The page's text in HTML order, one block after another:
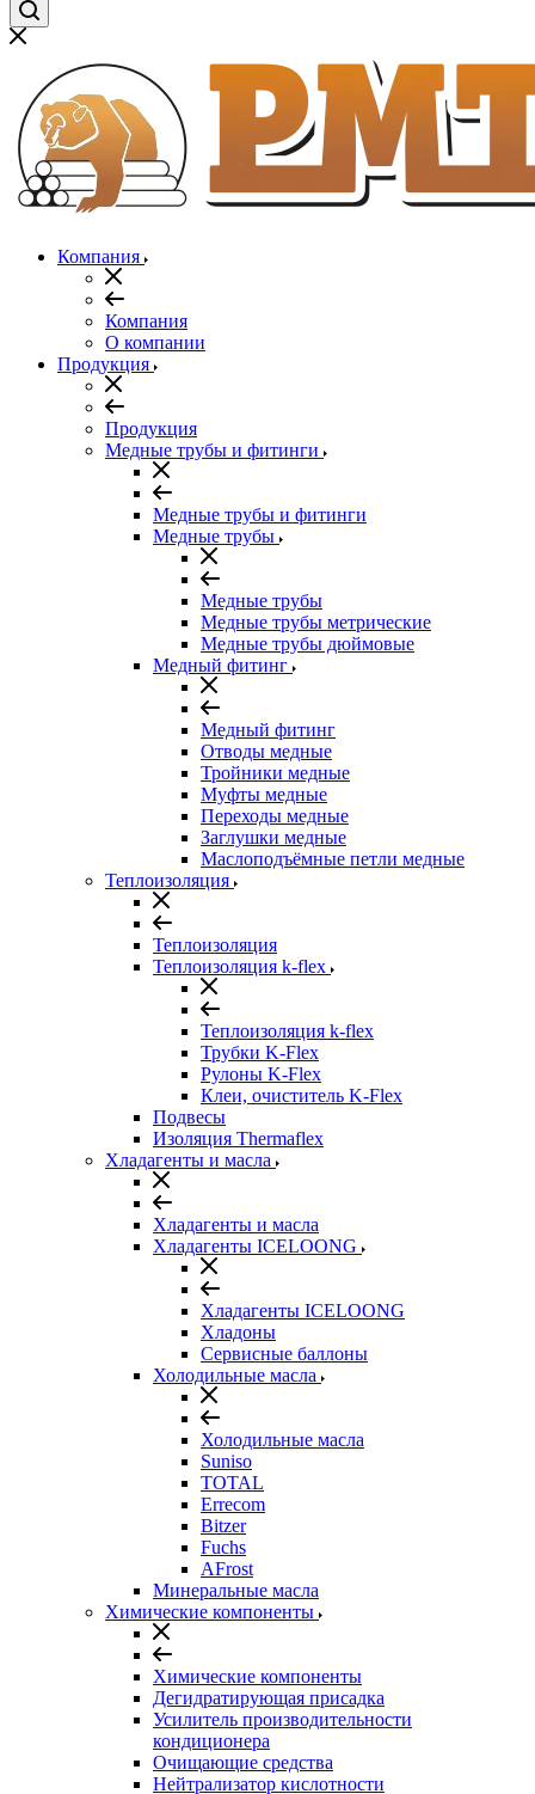
Компания
Компания
О компании
Продукция
Продукция
Медные трубы и фитинги
Медные трубы и фитинги
Медные трубы
Медные трубы
Медные трубы метрические
Медные трубы дюймовые
Медный фитинг
Медный фитинг
Отводы медные
Тройники медные
Муфты медные
Переходы медные
Заглушки медные
Маслоподъёмные петли медные
Теплоизоляция
Теплоизоляция
Теплоизоляция k-flex
Теплоизоляция k-flex
Трубки K-Flex
Рулоны K-Flex
Клеи, очиститель K-Flex
Подвесы
Изоляция Thermaflex
Хладагенты и масла
Хладагенты и масла
Хладагенты ICELOONG
Хладагенты ICELOONG
Хладоны
Сервисные баллоны
Холодильные масла
Холодильные масла
Suniso
TOTAL
Errecom
Bitzer
Fuchs
AFrost
Минеральные масла
Химические компоненты
Химические компоненты
Дегидратирующая присадка
Усилитель производительности
кондиционера
Очищающие средства
Нейтрализатор кислотности